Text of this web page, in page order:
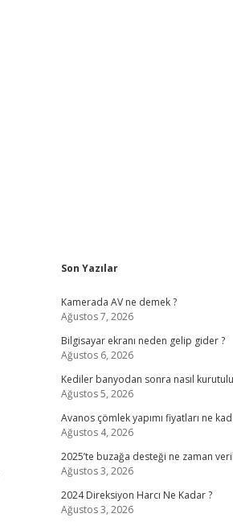
Sidebar
Son Yazılar
Kamerada AV ne demek ?
Ağustos 7, 2026
Bilgisayar ekranı neden gelip gider ?
Ağustos 6, 2026
Kediler banyodan sonra nasıl
Ağustos 5, 2026
Avanos çömlek yapımı fiyatları ne
Ağustos 4, 2026
2025’te buzağa desteği ne zaman
Ağustos 3, 2026
2024 Direksiyon Harcı Ne Kadar ?
Ağustos 3, 2026